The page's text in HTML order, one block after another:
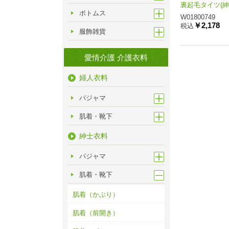
ボトムス
服飾雑貨
愛情介護 介護衣料
婦人衣料
パジャマ
肌着・靴下
紳士衣料
パジャマ
肌着・靴下
肌着（かぶり）
肌着（前開き）
裏起毛タイツ(
W01800749
税込 ￥2,178